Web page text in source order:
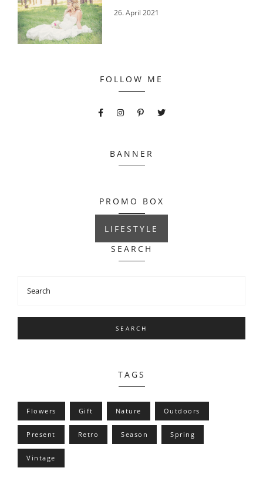
26. April 2021
FOLLOW ME
BANNER
PROMO BOX
LIFESTYLE
SEARCH
SEARCH
TAGS
Flowers Gift Nature Outdoors
Present Retro Season Spring
Vintage